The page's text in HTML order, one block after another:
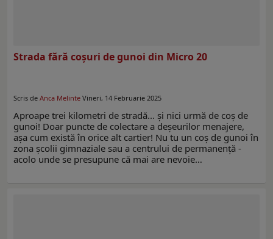
Strada fără coșuri de gunoi din Micro 20
Scris de Anca Melinte Vineri, 14 Februarie 2025
Aproape trei kilometri de stradă... și nici urmă de coș de
gunoi! Doar puncte de colectare a deșeurilor menajere,
așa cum există în orice alt cartier! Nu tu un coș de gunoi în
zona școlii gimnaziale sau a centrului de permanență -
acolo unde se presupune că mai are nevoie…